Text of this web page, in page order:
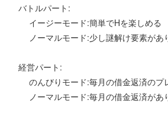
バトルパート:
イージーモード:簡単でHを楽しめる
ノーマルモード:少し謎解け要素があ
経営パート:
のんびりモード:毎月の借金返済のプ
ノーマルモード:毎月の借金返済があ